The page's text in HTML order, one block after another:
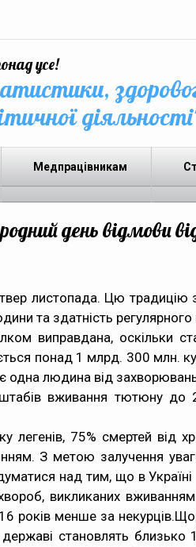
усе!
Медпрацівникам
день відмови
листопада. Цю традицію
та здатність
оскільки
понад 1 млрд. 300 млн.
одна людина від
вживання тютюну до
75% смертей від
З метою залучення
над тим, що в
викликаних
менше за
становлять